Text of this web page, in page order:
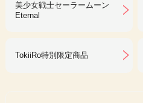
美少女戦士セーラームーン
Eternal
TokiiRo特別限定商品